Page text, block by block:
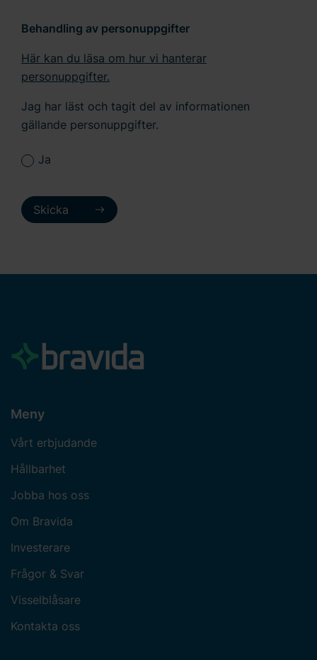
Behandling av personuppgifter
Här kan du läsa om hur vi hanterar
personuppgifter.
Jag har läst och tagit del av informationen
gällande personuppgifter.
Ja
Skicka
Meny
Vårt erbjudande
Hållbarhet
Jobba hos oss
Om Bravida
Investerare
Frågor & Svar
Visselblåsare
Kontakta oss